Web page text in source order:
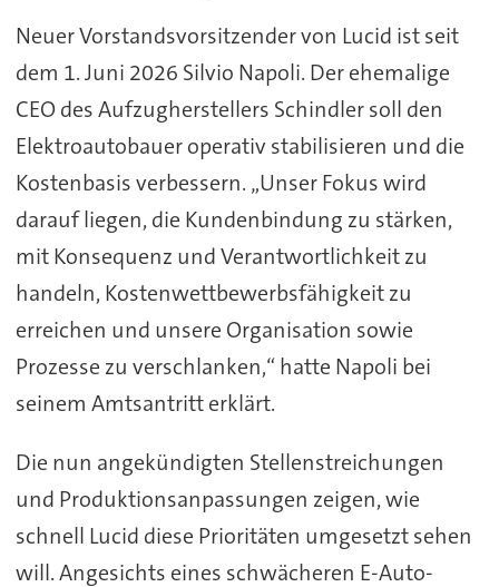
Neuer Vorstandsvorsitzender von Lucid ist seit
dem 1. Juni 2026 Silvio Napoli. Der ehemalige
CEO des Aufzugherstellers Schindler soll den
Elektroautobauer operativ stabilisieren und die
Kostenbasis verbessern. „Unser Fokus wird
darauf liegen, die Kundenbindung zu stärken,
mit Konsequenz und Verantwortlichkeit zu
handeln, Kostenwettbewerbsfähigkeit zu
erreichen und unsere Organisation sowie
Prozesse zu verschlanken,“ hatte Napoli bei
seinem Amtsantritt erklärt.
Die nun angekündigten Stellenstreichungen
und Produktionsanpassungen zeigen, wie
schnell Lucid diese Prioritäten umgesetzt sehen
will. Angesichts eines schwächeren E-Auto-